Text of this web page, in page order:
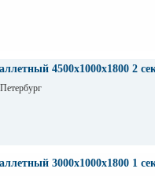
4500х1000х1800 2
3000х1000х1800 1